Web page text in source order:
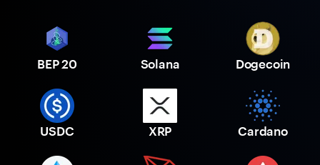
BEP 20 Solana Dogecoin
USDC XRP Cardano